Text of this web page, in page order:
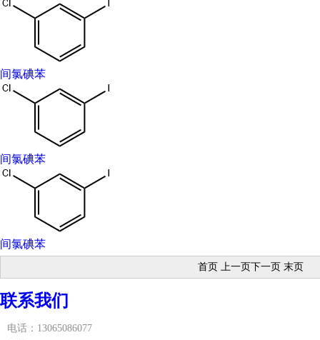
间氯碘苯
间氯碘苯
间氯碘苯
首页 上一页下一页 末页
联系我们
电话：13065086077